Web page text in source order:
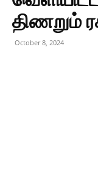
திணறும்
October 8, 2024